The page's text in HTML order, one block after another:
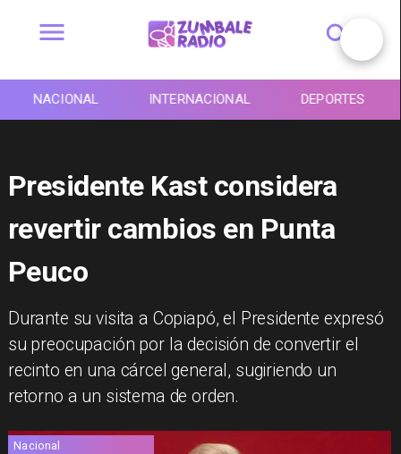
NACIONAL INTERNACIONAL DEPORTES
Presidente Kast considera
revertir cambios en Punta
Peuco
Durante su visita a Copiapó, el Presidente expresó
su preocupación por la decisión de convertir el
recinto en una cárcel general, sugiriendo un
retorno a un sistema de orden.
Nacional